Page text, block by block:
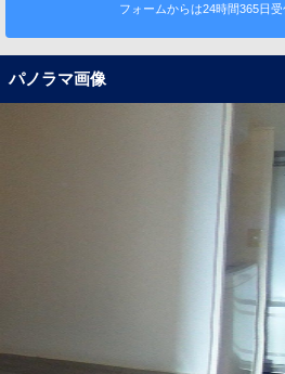
フォームからは24時間365日受
パノラマ画像